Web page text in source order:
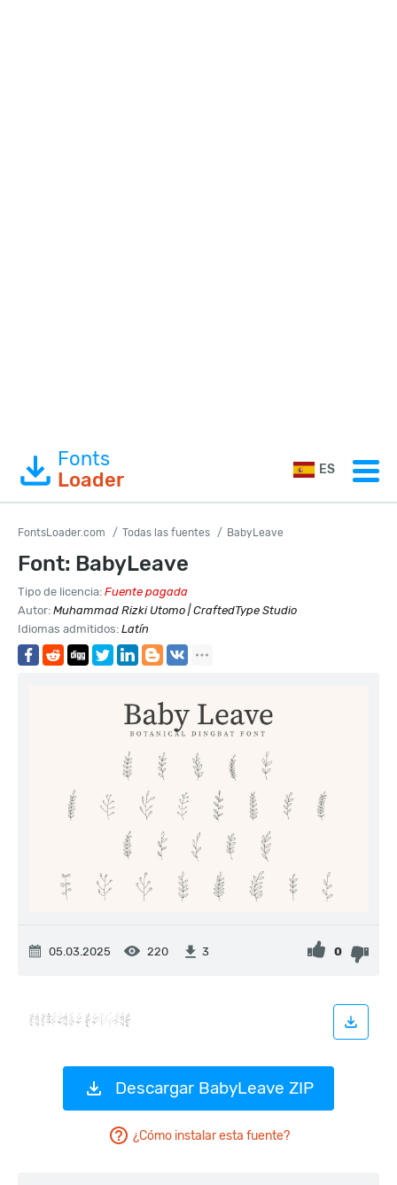
Fonts
Loader
ES
FontsLoader.com Todas las fuentes BabyLeave
Font: BabyLeave
Tipo de licencia: Fuente pagada
Autor: Muhammad Rizki Utomo | CraftedType Studio
Idiomas admitidos: Latín
05.03.2025 220 3 0
Descargar BabyLeave ZIP
¿Cómo instalar esta fuente?